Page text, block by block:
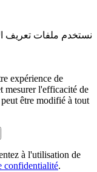
نستخدم ملفات تعريف
expérience de
mesurer l'efficacité de
être modifié à tout
à l'utilisation de
confidentialité.